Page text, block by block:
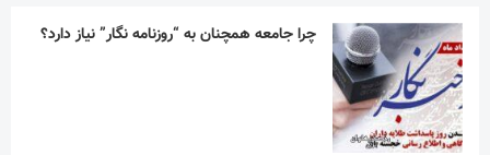
چرا جامعه همچنان به “روزنامه نگار” نیاز دارد؟